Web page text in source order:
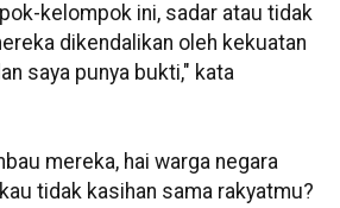
kelompok ini, sadar atau tidak
dikendalikan oleh kekuatan
saya punya bukti," kata
mereka, hai warga negara
tidak kasihan sama rakyatmu?